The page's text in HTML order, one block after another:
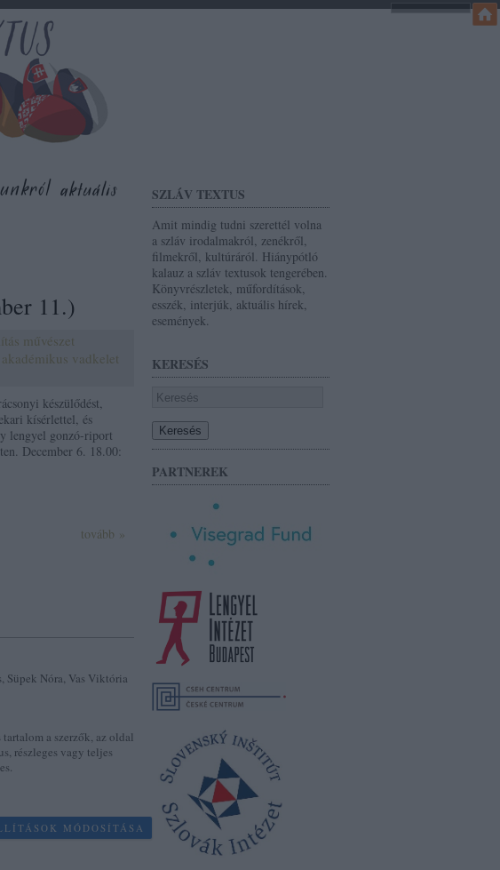
SZLÁV TEXTUS
Amit mindig tudni szerettél volna
a szláv irodalmakról, zenékről,
filmekről, kultúráról. Hiánypótló
kalauz a szláv textusok tengerében.
Könyvrészletek, műfordítások,
esszék, interjúk, aktuális hírek,
események.
KERESÉS
PARTNEREK
11.)
művészet
akadémikus vadkelet
készülődést,
kísérlettel, és
lengyel gonzó-riport
December 6. 18.00:
tovább »
Süpek Nóra, Vas Viktória
a szerzők, az oldal
részleges vagy teljes
MÓDOSÍTÁSA